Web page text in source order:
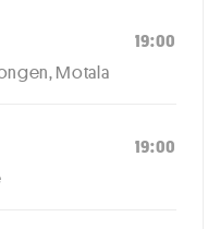
Motala
19:00
19:00